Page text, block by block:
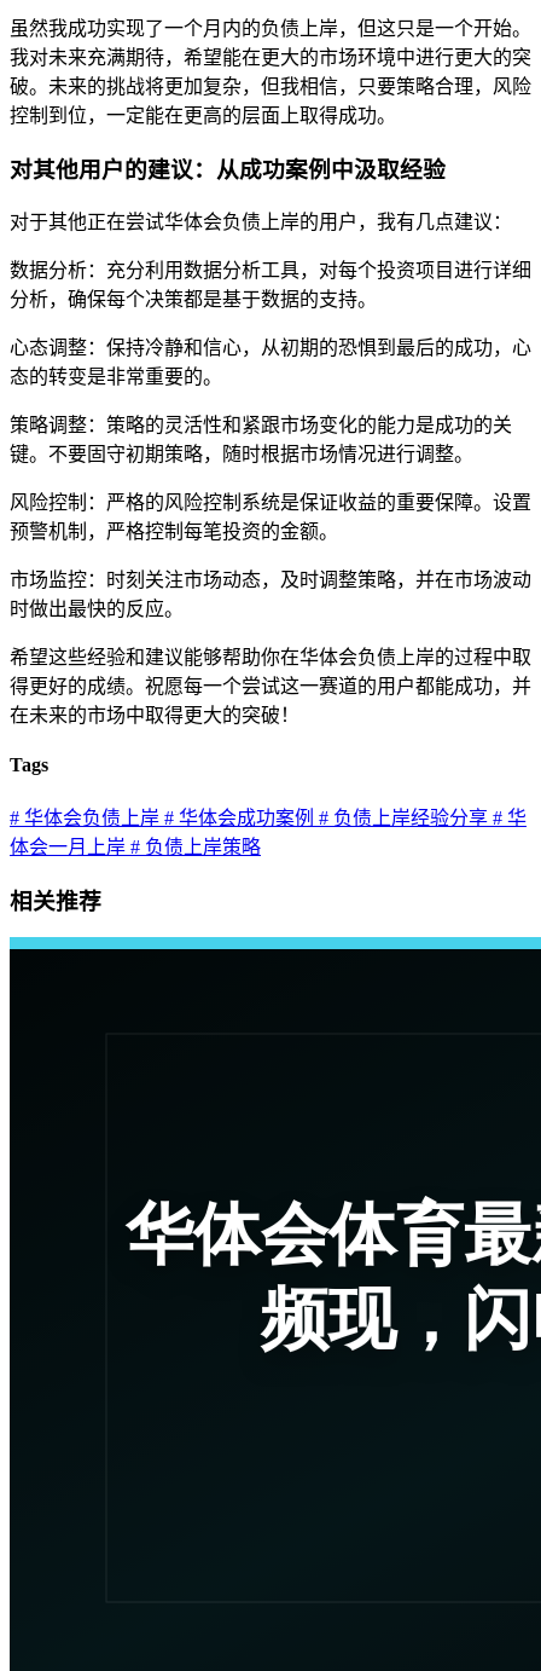
虽然我成功实现了一个月内的负债上岸，但这只是一个开始。
我对未来充满期待，希望能在更大的市场环境中进行更大的突
破。未来的挑战将更加复杂，但我相信，只要策略合理，风险
控制到位，一定能在更高的层面上取得成功。
对其他用户的建议：从成功案例中汲取经验
对于其他正在尝试华体会负债上岸的用户，我有几点建议：
数据分析：充分利用数据分析工具，对每个投资项目进行详细
分析，确保每个决策都是基于数据的支持。
心态调整：保持冷静和信心，从初期的恐惧到最后的成功，心
态的转变是非常重要的。
策略调整：策略的灵活性和紧跟市场变化的能力是成功的关
键。不要固守初期策略，随时根据市场情况进行调整。
风险控制：严格的风险控制系统是保证收益的重要保障。设置
预警机制，严格控制每笔投资的金额。
市场监控：时刻关注市场动态，及时调整策略，并在市场波动
时做出最快的反应。
希望这些经验和建议能够帮助你在华体会负债上岸的过程中取
得更好的成绩。祝愿每一个尝试这一赛道的用户都能成功，并
在未来的市场中取得更大的突破！
Tags
# 华体会负债上岸 # 华体会成功案例 # 负债上岸经验分享 # 华
体会一月上岸 # 负债上岸策略
相关推荐